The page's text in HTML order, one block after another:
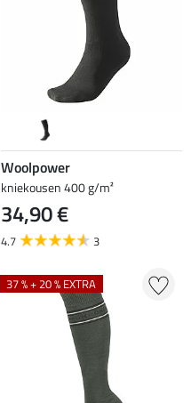
Woolpower
kniekousen 400 g/m²
34,90 €
4.7 3
37 % + 20 % EXTRA